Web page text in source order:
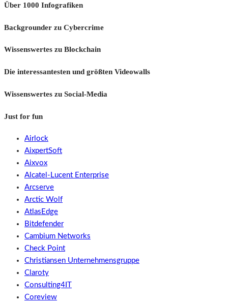
Über 1000 Infografiken
Backgrounder zu Cybercrime
Wissenswertes zu Blockchain
Die interessantesten und größten Videowalls
Wissenswertes zu Social-Media
Just for fun
Airlock
AixpertSoft
Aixvox
Alcatel-Lucent Enterprise
Arcserve
Arctic Wolf
AtlasEdge
Bitdefender
Cambium Networks
Check Point
Christiansen Unternehmensgruppe
Claroty
Consulting4IT
Coreview